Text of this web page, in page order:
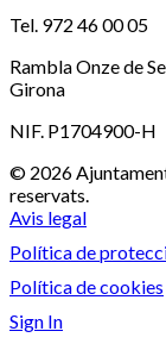
Tel. 972 46 00 05
Rambla Onze de
Girona
NIF. P1704900-H
© 2026
reservats.
Avis legal
Política de
Política de cookies
Sign In